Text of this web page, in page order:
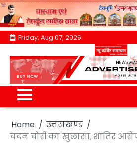
Skip
content
Friday, Aug 07, 2026
Home
उत्तराखण्ड
चंदन चोरी का खुलासा, शातिर